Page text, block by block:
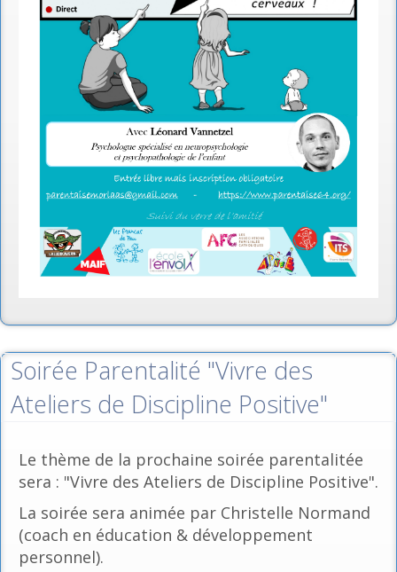
Soirée Parentalité "Vivre des
Ateliers de Discipline Positive"
Le thème de la prochaine soirée parentalitée
sera : "Vivre des Ateliers de Discipline Positive".
La soirée sera animée par Christelle Normand
(coach en éducation & développement
personnel).